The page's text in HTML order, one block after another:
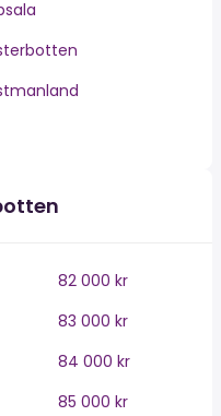
82 000 kr
83 000 kr
84 000 kr
85 000 kr